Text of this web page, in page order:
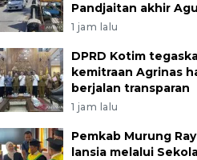
Pandjaitan akhir
1 jam lalu
DPRD Kotim
kemitraan Agrinas
berjalan transparan
1 jam lalu
Pemkab Murung
lansia melalui